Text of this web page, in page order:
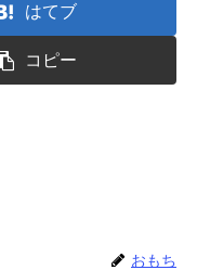
はてブ
コピー
おもち